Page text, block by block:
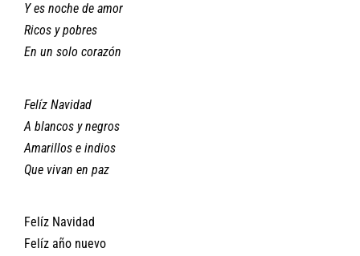
Y es noche de amor
Ricos y pobres
En un solo corazón
Felíz Navidad
A blancos y negros
Amarillos e indios
Que vivan en paz
Felíz Navidad
Felíz año nuevo